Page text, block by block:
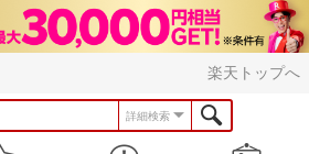
楽天トップへ
詳細検索
見つける お知らせ